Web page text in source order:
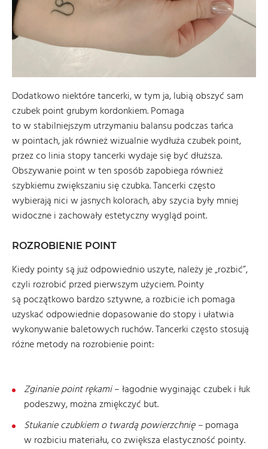
Dodatkowo niektóre tancerki, w tym ja, lubią obszyć sam
czubek point grubym kordonkiem. Pomaga
to w stabilniejszym utrzymaniu balansu podczas tańca
w pointach, jak również wizualnie wydłuża czubek point,
przez co linia stopy tancerki wydaje się być dłuższa.
Obszywanie point w ten sposób zapobiega również
szybkiemu zwiększaniu się czubka. Tancerki często
wybierają nici w jasnych kolorach, aby szycia były mniej
widoczne i zachowały estetyczny wygląd point.
ROZROBIENIE POINT
Kiedy pointy są już odpowiednio uszyte, należy je „rozbić”,
czyli rozrobić przed pierwszym użyciem. Pointy
są początkowo bardzo sztywne, a rozbicie ich pomaga
uzyskać odpowiednie dopasowanie do stopy i ułatwia
wykonywanie baletowych ruchów. Tancerki często stosują
różne metody na rozrobienie point:
Zginanie point rękami– łagodnie wyginając czubek i łuk
podeszwy, można zmiękczyć but.
Stukanie czubkiem o twardą powierzchnię –pomaga
w rozbiciu materiału, co zwiększa elastyczność pointy.